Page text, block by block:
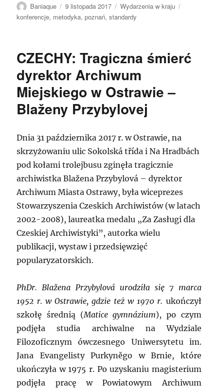
Autor
Baniaque
Data
publikacji
9 listopada 2017 Kategorie
Wydarzenia w kraju
konferencje, metodyka,poznań,standardy
CZECHY: Tragiczna śmierć
dyrektor Archiwum
Miejskiego w Ostrawie –
Blaženy Przybylovej
Dnia 31 października 2017 r. w Ostrawie, na
skrzyżowaniu ulic Sokolská třída i Na Hradbách
pod kołami trolejbusu zginęła tragicznie
archiwistka Blažena Przybylová – dyrektor
Archiwum Miasta Ostrawy, była wiceprezes
Stowarzyszenia Czeskich Archiwistów (w latach
2002-2008), laureatka medalu „Za Zasługi dla
Czeskiej Archiwistyki”, autorka wielu
publikacji, wystaw i przedsięwzięć
popularyzatorskich.
PhDr. Blažena Przybylová urodziła się 7 marca
1952 r. w Ostrawie, gdzie też w 1970 r. ukończył
szkołę średnią (Matice gymnázium), po czym
podjęła studia archiwalne na Wydziale
Filozoficznym ówczesnego Uniwersytetu im.
Jana Evangelisty Purkyněgo w Brnie, które
ukończyła w 1975 r. Po uzyskaniu magisterium
podjęła pracę w Powiatowym Archiwum